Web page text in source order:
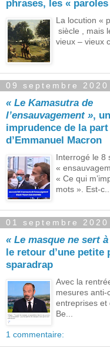
phrases, les «
La locution «
siècle , mais
vieux – vieux
09 septembre 2020
« Le Kamasutra de
l’ensauvagement »,
imprudence de la part
d’Emmanuel Macron
Interrogé le 8
«
« Ce qui
mots ». Est-c...
01 septembre 2020
« Le masque ne sert
le retour d’une petite
sparadrap
Avec la
mesures anti-
entreprises et
Be...
1 commentaire: